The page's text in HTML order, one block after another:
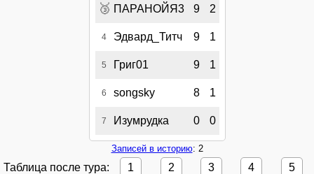
🥉 ПАРАНОЙЯ3 9 2
4 Эдвард_Титч 9 1
5 Григ01 9 1
6 songsky 8 1
7 Изумрудка 0 0
Записей в историю: 2
Таблица после тура: 1 2 3 4 5